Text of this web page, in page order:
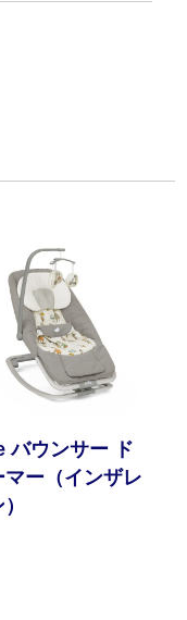
バウンサー ド
マー（インザレ